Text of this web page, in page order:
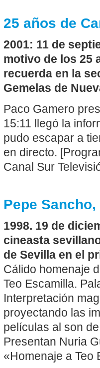
25 años de
2001: 11 de
motivo de los 25
recuerda en la
Gemelas de
Paco Gamero
15:11 llegó la
pudo escapar a
en directo.
Canal Sur
Pepe
1998. 19 de
cineasta
de Sevilla en el
Cálido homenaje
Teo Escamilla.
Interpretación
proyectando las
películas al son
Presentan Nuria
«Homenaje a Teo